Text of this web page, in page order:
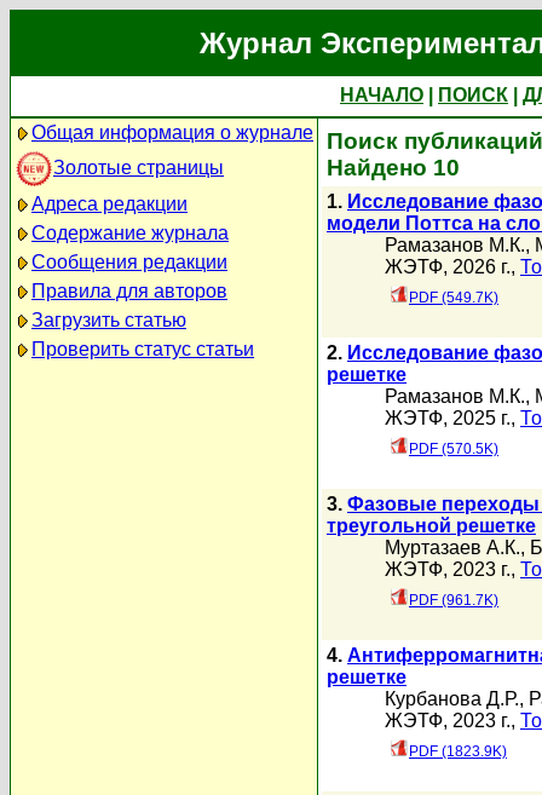
Журнал
НАЧАЛО ПОИСК
Общая информация о журнале
Золотые страницы
Адреса редакции
Содержание журнала
Сообщения редакции
Правила для авторов
Загрузить статью
Проверить статус статьи
Поиск
Найдено 10
1. Исследование
модели Поттса на
Рамазанов М.К.,
ЖЭТФ, 2026 г.,
PDF (549.7K)
2. Исследование
решетке
Рамазанов М.К.,
ЖЭТФ, 2025 г.,
PDF (570.5K)
3. Фазовые переходы
треугольной решетке
Муртазаев А.К.,
ЖЭТФ, 2023 г.,
PDF (961.7K)
4.
решетке
Курбанова Д.Р.,
ЖЭТФ, 2023 г.,
PDF (1823.9K)